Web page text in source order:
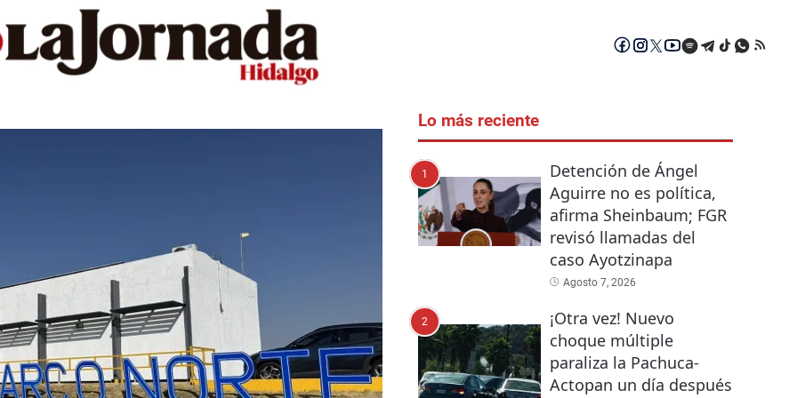
Lo más reciente
1
Detención de Ángel
Aguirre no es política,
afirma Sheinbaum; FGR
revisó llamadas del
caso Ayotzinapa
Agosto 7, 2026
2
¡Otra vez! Nuevo
choque múltiple
paraliza la Pachuca-
Actopan un día después